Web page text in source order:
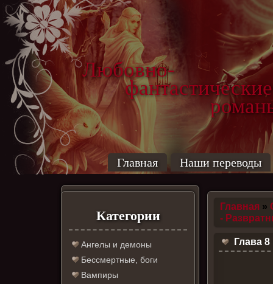
Любовно-
фантастические
Главная Наши переводы
Категории
Ангелы и демоны
Бессмертные, боги
Вампиры
Главная »
-
Глава 8